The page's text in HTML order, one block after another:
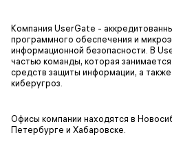
Компания UserGate -
программного обеспечения и
информационной безопасности. В
частью команды, которая
средств защиты информации, а
киберугроз.
Офисы компании находятся в
Петербурге и Хабаровске.